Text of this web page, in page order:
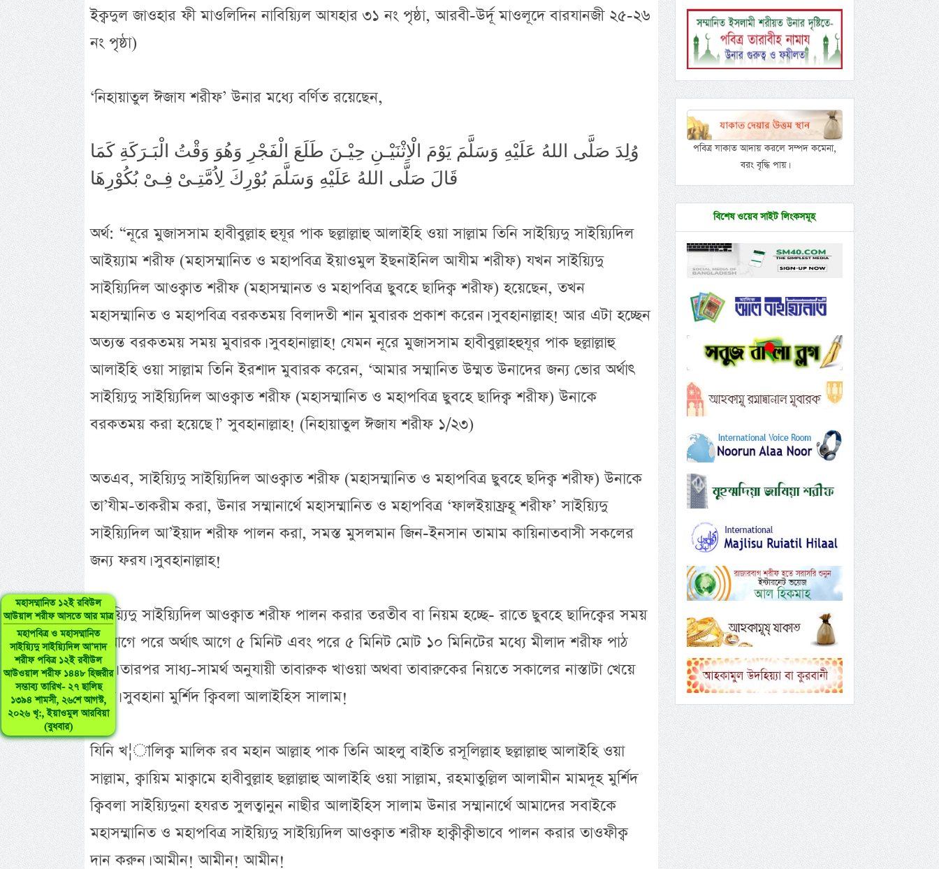
মহাসম্মানিত ১২ই রবিউল
আউয়াল শরীফ আসতে আর মাত্র
মহাপবিত্র ও মহাসম্মানিত
সাইয়্যিদু সাইয়্যিদিল আ’দাদ
শরীফ পবিত্র ১২ই রবীউল
আউওয়াল শরীফ ১৪৪৮ হিজরীর
সম্ভাব্য তারিখ- ২৭ ছালিছ
১৩৯৪ শামসী, ২৬শে আগস্ট,
২০২৬ খৃ:, ইয়াওমুল আরবিয়া
(বুধবার)
ইক্বদুল জাওহার ফী মাওলিদিন নাবিয়্যিল আযহার ৩১ নং পৃষ্ঠা, আরবী-উর্দূ মাওলূদে বারযানজী ২৫-২৬
নং পৃষ্ঠা)
‘নিহায়াতুল ঈজায শরীফ’ উনার মধ্যে বর্ণিত রয়েছেন,
وُلِدَ صَلَّى اللهُ عَلَيْهِ وَسَلَّمَ يَوْمَ الْاِثْنَيْـنِ حِيْـنَ طَلَعَ الْفَجْرِ وَهُوَ وَقْتُ الْبَـرَكَةِ كَمَا
قَالَ صَلَّى اللهُ عَلَيْهِ وَسَلَّمَ بُوْرِكَ لِاُمَّتِـىْ فِـىْ بُكُوْرِهَا
অর্থ: “নূরে মুজাসসাম হাবীবুল্লাহ হুযূর পাক ছল্লাল্লাহু আলাইহি ওয়া সাল্লাম তিনি সাইয়্যিদু সাইয়্যিদিল
আইয়্যাম শরীফ (মহাসম্মানিত ও মহাপবিত্র ইয়াওমুল ইছনাইনিল আযীম শরীফ) যখন সাইয়্যিদু
সাইয়্যিদিল আওক্বাত শরীফ (মহাসম্মানত ও মহাপবিত্র ছুবহে ছাদিক্ব শরীফ) হয়েছেন, তখন
মহাসম্মানিত ও মহাপবিত্র বরকতময় বিলাদতী শান মুবারক প্রকাশ করেন। সুবহানাল্লাহ! আর এটা হচ্ছেন
অত্যন্ত বরকতময় সময় মুবারক। সুবহানাল্লাহ! যেমন নূরে মুজাসসাম হাবীবুল্লাহহুযূর পাক ছল্লাল্লাহু
আলাইহি ওয়া সাল্লাম তিনি ইরশাদ মুবারক করেন, ‘আমার সম্মানিত উম্মত উনাদের জন্য ভোর অর্থাৎ
সাইয়্যিদু সাইয়্যিদিল আওক্বাত শরীফ (মহাসম্মানিত ও মহাপবিত্র ছুবহে ছাদিক্ব শরীফ) উনাকে
বরকতময় করা হয়েছে।” সুবহানাল্লাহ! (নিহায়াতুল ঈজায শরীফ ১/২৩)
অতএব, সাইয়্যিদু সাইয়্যিদিল আওক্বাত শরীফ (মহাসম্মানিত ও মহাপবিত্র ছুবহে ছদিক্ব শরীফ) উনাকে
তা’যীম-তাকরীম করা, উনার সম্মানার্থে মহাসম্মানিত ও মহাপবিত্র ‘ফালইয়াফ্রহূ শরীফ’ সাইয়্যিদু
সাইয়্যিদিল আ’ইয়াদ শরীফ পালন করা, সমস্ত মুসলমান জিন-ইনসান তামাম কায়িনাতবাসী সকলের
জন্য ফরয। সুবহানাল্লাহ!
সাইয়্যিদু সাইয়্যিদিল আওক্বাত শরীফ পালন করার তরতীব বা নিয়ম হচ্ছে- রাতে ছুবহে ছাদিক্বের সময়
বা আগে পরে অর্থাৎ আগে ৫ মিনিট এবং পরে ৫ মিনিট মোট ১০ মিনিটের মধ্যে মীলাদ শরীফ পাঠ
করা। তারপর সাধ্য-সামর্থ অনুযায়ী তাবারুক খাওয়া অথবা তাবারুকের নিয়তে সকালের নাস্তাটা খেয়ে
নেয়া। সুবহানা মুর্শিদ ক্বিবলা আলাইহিস সালাম!
যিনি খ¦ালিক্ব মালিক রব মহান আল্লাহ পাক তিনি আহলু বাইতি রসূলিল্লাহ ছল্লাল্লাহু আলাইহি ওয়া
সাল্লাম, ক্বায়িম মাক্বামে হাবীবুল্লাহ ছল্লাল্লাহু আলাইহি ওয়া সাল্লাম, রহমাতুল্লিল আলামীন মামদূহ মুর্শিদ
ক্বিবলা সাইয়্যিদুনা হযরত সুলত্বানুন নাছীর আলাইহিস সালাম উনার সম্মানার্থে আমাদের সবাইকে
মহাসম্মানিত ও মহাপবিত্র সাইয়্যিদু সাইয়্যিদিল আওক্বাত শরীফ হাক্বীক্বীভাবে পালন করার তাওফীক্ব
দান করুন। আমীন! আমীন! আমীন!
পবিত্র যাকাত আদায় করলে সম্পদ কমেনা,
বরং বৃদ্ধি পায়।
বিশেষ ওয়েব সাইট লিংকসমূহ